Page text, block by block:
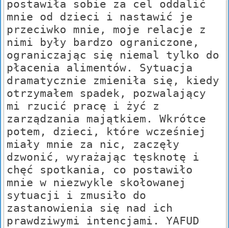
postawiła sobie za cel oddalić
mnie od dzieci i nastawić je
przeciwko mnie, moje relacje z
nimi były bardzo ograniczone,
ograniczając się niemal tylko do
płacenia alimentów. Sytuacja
dramatycznie zmieniła się, kiedy
otrzymałem spadek, pozwalający
mi rzucić pracę i żyć z
zarządzania majątkiem. Wkrótce
potem, dzieci, które wcześniej
miały mnie za nic, zaczęły
dzwonić, wyrażając tęsknotę i
chęć spotkania, co postawiło
mnie w niezwykle skołowanej
sytuacji i zmusiło do
zastanowienia się nad ich
prawdziwymi intencjami. YAFUD